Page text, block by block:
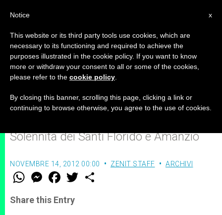
"Ricostruire, rifondare, far
rifiorire vita nuova"
Solennità dei Santi Florido e Amanzio
NOVEMBRE 14, 2012 00:00 ZENIT STAFF ARCHIVI
W
t
s
M
e
s
e
F
a
e
b
w
Share this Entry
x
Notice
This website or its third party tools use cookies, which are
necessary to its functioning and required to achieve the
purposes illustrated in the cookie policy. If you want to know
more or withdraw your consent to all or some of the cookies,
please refer to the cookie policy
By closing this banner, scrolling this page, clicking a link or
continuing to browse otherwise, you agree to the use of cookies.